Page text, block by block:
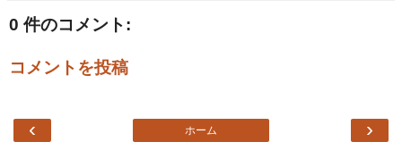
0 件のコメント:
コメントを投稿
‹ ›
ホーム